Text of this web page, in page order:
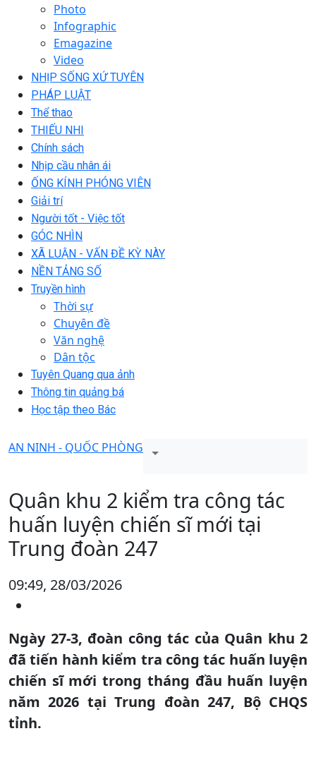
Photo
Infographic
Emagazine
Video
NHỊP SỐNG XỨ TUYÊN
PHÁP LUẬT
Thể thao
THIẾU NHI
Chính sách
Nhịp cầu nhân ái
ỐNG KÍNH PHÓNG VIÊN
Giải trí
Người tốt - Việc tốt
GÓC NHÌN
XÃ LUẬN - VẤN ĐỀ KỲ NÀY
NỀN TẢNG SỐ
Truyền hình
Thời sự
Chuyên đề
Văn nghệ
Dân tộc
Tuyên Quang qua ảnh
Thông tin quảng bá
Học tập theo Bác
AN NINH - QUỐC PHÒNG
Quân khu 2 kiểm tra công tác
huấn luyện chiến sĩ mới tại
Trung đoàn 247
09:49, 28/03/2026
Ngày 27-3, đoàn công tác của Quân khu 2
đã tiến hành kiểm tra công tác huấn luyện
chiến sĩ mới trong tháng đầu huấn luyện
năm 2026 tại Trung đoàn 247, Bộ CHQS
tỉnh.